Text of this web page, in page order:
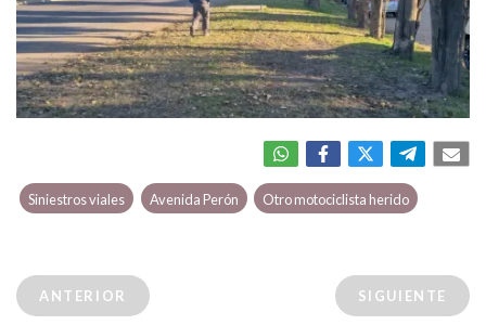
Siniestros viales Avenida Perón Otro motociclista herido
ANTERIOR SIGUIENTE